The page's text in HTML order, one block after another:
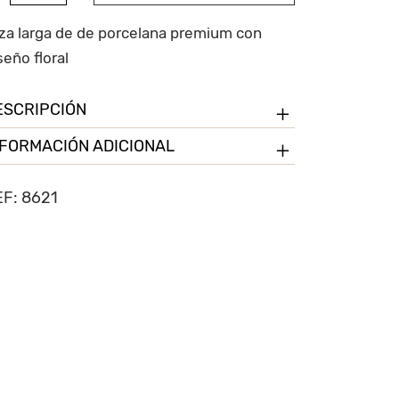
larga de de porcelana premium con
floral
ADICIONAL
8621